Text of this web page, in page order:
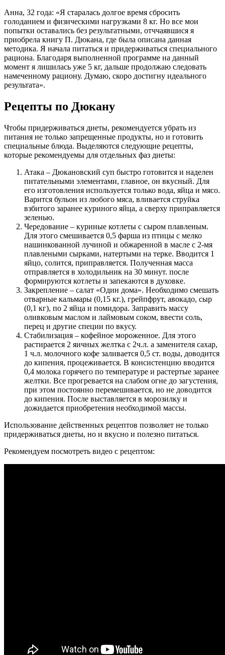
Анна, 32 года: «Я старалась долгое время сбросить
голоданием и физическими нагрузками 8 кг. Но все мои
попытки оставались без результатными, отччаявшися я
приобрела книгу П. Дюкана, где была описана данная
методика. Я начала питаться и придерживаться специального
рациона. Благодаря выполненной программе на данный
момент я лишилась уже 5 кг, дальше продолжаю следовать
намеченному рациону. Думаю, скоро достигну идеального
результата».
Рецепты по Дюкану
Чтобы придерживаться диеты, рекомендуется убрать из
питания не только запрещенные продукты, но и готовить
специальные блюда. Выделяются следующие рецепты,
которые рекомендуемы для отдельных фаз диеты:
Атака – Дюкановский суп быстро готовится и наделен
питательными элементами, главное, он вкусный. Для
его изготовления используется только вода, яйца и мясо.
Варится бульон из любого мяса, вливается струйка
взбитого заранее куриного яйца, а сверху приправляется
зеленью.
Чередование – куриные котлеты с сыром плавленым.
Для этого смешивается 0,5 фарша из птицы с мелко
нашинкованной лучиной и обжаренной в масле с 2-мя
плавлеными сырками, натертыми на терке. Вводится 1
яйцо, солится, приправляется. Полученная масса
отправляется в холодильник на 30 минут. после
формируются котлеты и запекаются в духовке.
Закрепление – салат «Один дома». Необходимо смешать
отварные кальмары (0,15 кг.), грейпфрут, авокадо, сыр
(0,1 кг), по 2 яйца и помидора. Заправить массу
оливковым маслом и лаймовым соком, ввести соль,
перец и другие специи по вкусу.
Стабилизация – кофейное мороженное. Для этого
растирается 2 яичных желтка с 2ч.л. а заменителя сахар,
1 ч.л. молочного кофе заливается 0,5 ст. воды, доводится
до кипения, процеживается. В консистенцию вводится
0,4 молока горячего по температуре и растертые заранее
желтки. Все прогревается на слабом огне до загустения,
при этом постоянно перемешивается, но не доводится
до кипения. После выставляется в морозилку и
дожидается приобретения необходимой массы.
Использование действенных рецептов позволяет не только
придерживаться диеты, но и вкусно и полезно питаться.
Рекомендуем посмотреть видео с рецептом: